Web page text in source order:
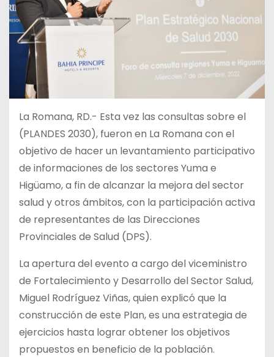
La Romana, RD.- Esta vez las consultas sobre el
(PLANDES 2030), fueron en La Romana con el
objetivo de hacer un levantamiento participativo
de informaciones de los sectores Yuma e
Higüamo, a fin de alcanzar la mejora del sector
salud y otros ámbitos, con la participación activa
de representantes de las Direcciones
Provinciales de Salud (DPS).
La apertura del evento a cargo del viceministro
de Fortalecimiento y Desarrollo del Sector Salud,
Miguel Rodríguez Viñas, quien explicó que la
construcción de este Plan, es una estrategia de
ejercicios hasta lograr obtener los objetivos
propuestos en beneficio de la población.